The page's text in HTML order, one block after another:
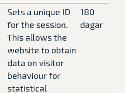
Sets a unique ID
for the session.
This allows the
website to obtain
data on visitor
behaviour for
statistical
180
dagar